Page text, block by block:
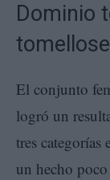
Dominio
El conjunto
logró un
tres categorías
un hecho